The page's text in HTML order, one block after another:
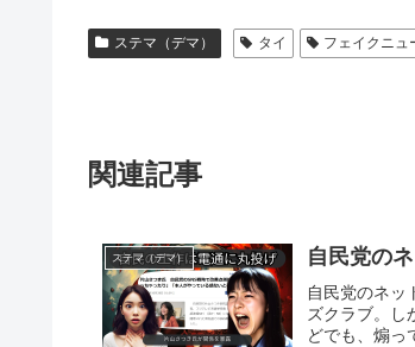
ステマ（デマ） タイ フェイクニュ
関連記事
ステマ（デマ） 自民党の
自民党のネ
ズクラブ。し
どでも、煽っ